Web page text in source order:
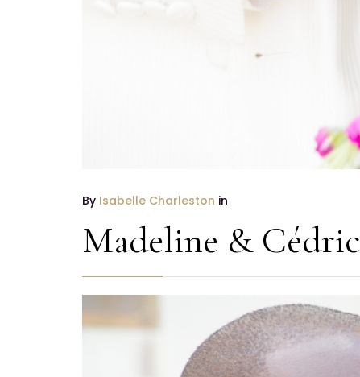
By Isabelle Charleston in
Madeline & Cédric